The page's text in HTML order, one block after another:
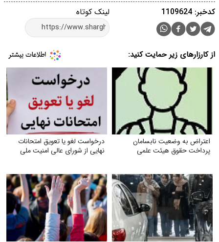
لینک کوتاه کدخبر: 1109624
از کارزارهای زیر حمایت کنید:
اعتراض به وضعیت نابسامان
پرداخت حقوق هیئت علمی
درخواست لغو یا تعویق امتحانات
نهایی از شورای عالی امنیت ملی